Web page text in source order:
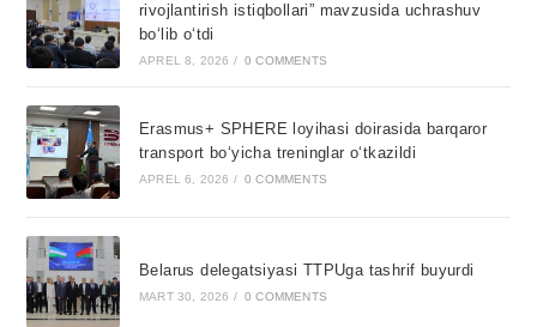
rivojlantirish istiqbollari” mavzusida uchrashuv
bo‘lib o‘tdi
APREL 8, 2026 / 0 COMMENTS
Erasmus+ SPHERE loyihasi doirasida barqaror
transport bo‘yicha treninglar o‘tkazildi
APREL 6, 2026 / 0 COMMENTS
Belarus delegatsiyasi TTPUga tashrif buyurdi
MART 30, 2026 / 0 COMMENTS